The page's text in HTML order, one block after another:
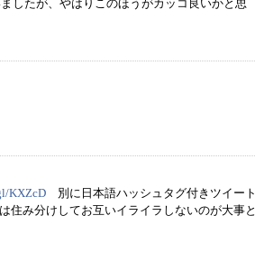
したが、やはりこのほうがカッコ良いかと思
KXZcD 別に日本語ハッシュタグ付きツイート
住み分けしてお互いイライラしないのが大事と